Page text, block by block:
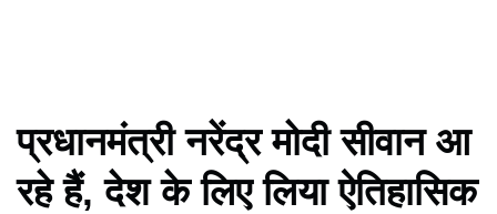
प्रधानमंत्री नरेंद्र मोदी सीवान आ
रहे हैं, देश के लिए लिया ऐतिहासिक